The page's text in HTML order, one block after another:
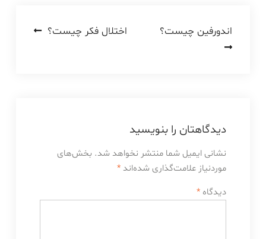
راهبری
نوشته
اختلال فکر چیست؟ اندورفین چیست؟
دیدگاهتان را بنویسید
نشانی ایمیل شما منتشر نخواهد شد. بخش‌های
موردنیاز علامت‌گذاری شده‌اند *
دیدگاه *